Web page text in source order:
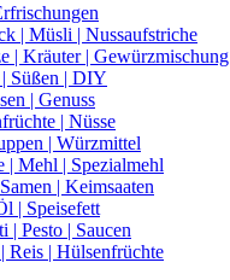
| Müsli | Nussaufstriche
| Kräuter | Gewürzmischung
Süßen | DIY
| Genuss
| Nüsse
| Würzmittel
| Mehl | Spezialmehl
| Keimsaaten
| Speisefett
| Pesto | Saucen
Reis | Hülsenfrüchte